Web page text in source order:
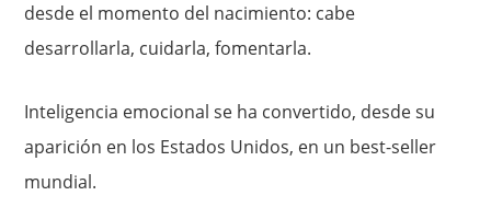
desde el momento del nacimiento: cabe
desarrollarla, cuidarla, fomentarla.
Inteligencia emocional se ha convertido, desde su
aparición en los Estados Unidos, en un best-seller
mundial.